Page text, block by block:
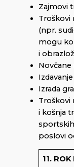
Zajmovi
Troškovi
(npr.
mogu
i
Novčane
Izrada
Troškovi
i košnja
poslovi
11.